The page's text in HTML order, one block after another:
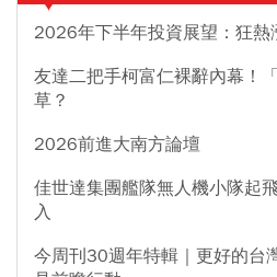
2026年下半年投資展望：狂熱
友達二把手柯富仁裸辭內幕！
草？
2026前進大南方論壇
佳世達集團艦隊無人機小隊起
入
今周刊30週年特輯｜更好的台